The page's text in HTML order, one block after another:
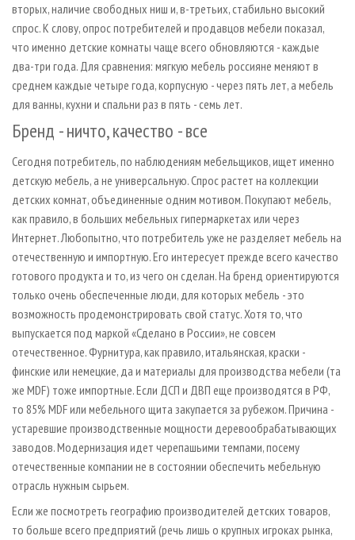
вторых, наличие свободных ниш и, в-третьих, стабильно высокий
спрос. К слову, опрос потребителей и продавцов мебели показал,
что именно детские комнаты чаще всего обновляются - каждые
два-три года. Для сравнения: мягкую мебель россияне меняют в
среднем каждые четыре года, корпусную - через пять лет, а мебель
для ванны, кухни и спальни раз в пять - семь лет.
Бренд - ничто, качество - все
Сегодня потребитель, по наблюдениям мебельщиков, ищет именно
детскую мебель, а не универсальную. Спрос растет на коллекции
детских комнат, объединенные одним мотивом. Покупают мебель,
как правило, в больших мебельных гипермаркетах или через
Интернет. Любопытно, что потребитель уже не разделяет мебель на
отечественную и импортную. Его интересует прежде всего качество
готового продукта и то, из чего он сделан. На бренд ориентируются
только очень обеспеченные люди, для которых мебель - это
возможность продемонстрировать свой статус. Хотя то, что
выпускается под маркой «Сделано в России», не совсем
отечественное. Фурнитура, как правило, итальянская, краски -
финские или немецкие, да и материалы для производства мебели (та
же MDF) тоже импортные. Если ДСП и ДВП еще производятся в РФ,
то 85% MDF или мебельного щита закупается за рубежом. Причина -
устаревшие производственные мощности деревообрабатывающих
заводов. Модернизация идет черепашьими темпами, посему
отечественные компании не в состоянии обеспечить мебельную
отрасль нужным сырьем.
Если же посмотреть географию производителей детских товаров,
то больше всего предприятий (речь лишь о крупных игроках рынка,